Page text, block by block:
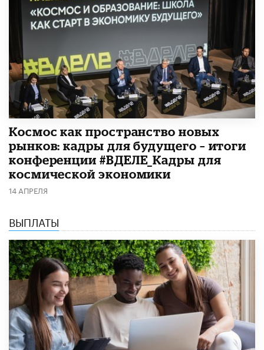
Космос как пространство новых
рынков: кадры для будущего – итоги
конференции #ВДЕЛЕ_Кадры для
космической экономики
14 АПРЕЛЯ
ВЫПЛАТЫ